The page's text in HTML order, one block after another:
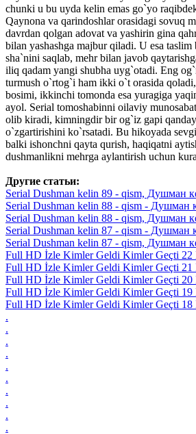
chunki u bu uyda kelin emas go`yo
Qaynona va qarindoshlar orasidagi sovuq
davrdan qolgan adovat va yashirin gina
bilan yashashga majbur qiladi. U esa
sha`nini saqlab, mehr bilan javob
iliq qadam yangi shubha uyg`otadi. Eng
turmush o`rtog`i ham ikki o`t orasida
bosimi, ikkinchi tomonda esa yuragiga
ayol. Serial tomoshabinni oilaviy
olib kiradi, kimningdir bir og`iz gapi
o`zgartirishini ko`rsatadi. Bu hikoyada
balki ishonchni qayta qurish, haqiqatni
dushmanlikni mehrga aylantirish uchun
Другие статьи:
Serial Dushman kelin 89 - qism, Душман
Serial Dushman kelin 88 - qism - Душман
Serial Dushman kelin 88 - qism, Душман
Serial Dushman kelin 87 - qism - Душман
Serial Dushman kelin 87 - qism, Душман
Full HD İzle Kimler Geldi Kimler Geçti 22
Full HD İzle Kimler Geldi Kimler Geçti 21
Full HD İzle Kimler Geldi Kimler Geçti 20
Full HD İzle Kimler Geldi Kimler Geçti 19
Full HD İzle Kimler Geldi Kimler Geçti 18
.
.
.
.
.
.
.
.
.
.